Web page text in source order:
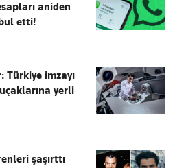
aniden
etti!
Türkiye imzayı
yerli
şaşırttı